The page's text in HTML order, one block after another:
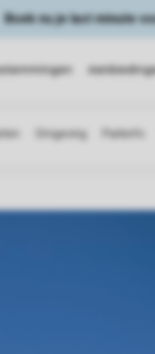
Boek nu je last minute